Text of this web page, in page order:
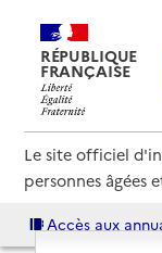
RÉPUBLIQUE
FRANÇAISE
Le site officiel
personnes âgées
Accès aux